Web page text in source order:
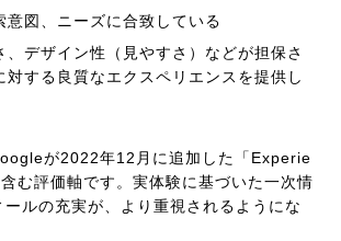
意図、ニーズに合致している
、デザイン性（見やすさ）などが担保さ
対する良質なエクスペリエンスを提供し
が2022年12月に追加した「Experie
む評価軸です。実体験に基づいた一次情
ルの充実が、より重視されるようにな